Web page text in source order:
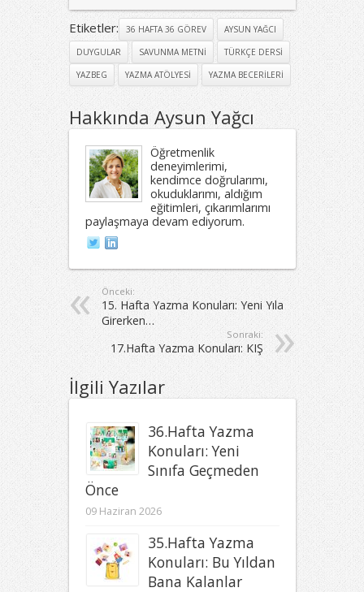
Etiketler: 36 HAFTA 36 GÖREV
AYSUN YAĞCI
DUYGULAR
SAVUNMA METNI
TÜRKÇE DERSI
YAZBEG
YAZMA ATÖLYESI YAZMA BECERILERI
Hakkında Aysun Yağcı
Öğretmenlik
deneyimlerimi,
kendimce doğrularımı,
okuduklarımı, aldığım
eğitimleri, çıkarımlarımı
paylaşmaya devam ediyorum.
Önceki:
15. Hafta Yazma Konuları: Yeni Yıla
Girerken…
Sonraki:
17.Hafta Yazma Konuları: KIŞ
İlgili Yazılar
36.Hafta Yazma
Konuları: Yeni
Sınıfa Geçmeden
Önce
09 Haziran 2026
35.Hafta Yazma
Konuları: Bu Yıldan
Bana Kalanlar